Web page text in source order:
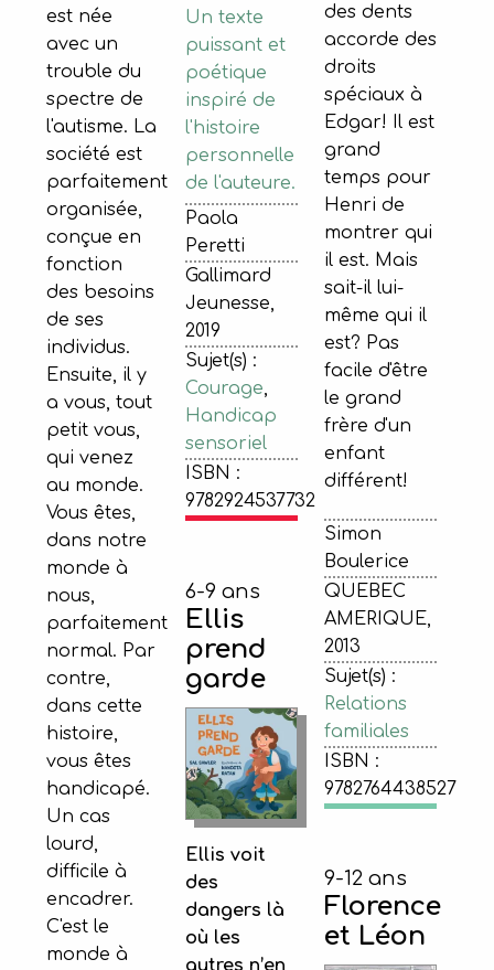
est née
avec un
trouble du
spectre de
l'autisme. La
société est
parfaitement
organisée,
conçue en
fonction
des besoins
de ses
individus.
Ensuite, il y
a vous, tout
petit vous,
qui venez
au monde.
Vous êtes,
dans notre
monde à
nous,
parfaitement
normal. Par
contre,
dans cette
histoire,
vous êtes
handicapé.
Un cas
lourd,
difficile à
encadrer.
C'est le
monde à
Un texte
puissant et
poétique
inspiré de
l'histoire
personnelle
de l'auteure.
Paola
Peretti
Gallimard
Jeunesse,
2019
Sujet(s) :
Courage,
Handicap
sensoriel
ISBN :
9782924537732
des dents
accorde des
droits
spéciaux à
Edgar! Il est
grand
temps pour
Henri de
montrer qui
il est. Mais
sait-il lui-
même qui il
est? Pas
facile d'être
le grand
frère d'un
enfant
différent!
Simon
Boulerice
QUEBEC
AMERIQUE,
2013
Sujet(s) :
Relations
familiales
ISBN :
9782764438527
6-9 ans
Ellis
prend
garde
Ellis voit
des
dangers là
où les
autres n’en
9-12 ans
Florence
et Léon